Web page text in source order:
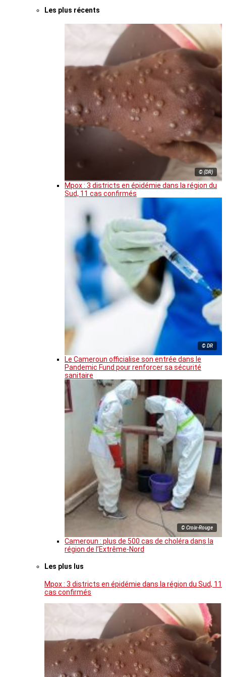
Les plus récents
© (DR)
Mpox : 3 districts en épidémie dans la région du
Sud, 11 cas confirmés
© DR
Le Cameroun officialise son entrée dans le
Pandemic Fund pour renforcer sa sécurité
sanitaire
© Croix-Rouge
Cameroun : plus de 500 cas de choléra dans la
région de l’Extrême-Nord
Les plus lus
Mpox : 3 districts en épidémie dans la région du Sud, 11
cas confirmés